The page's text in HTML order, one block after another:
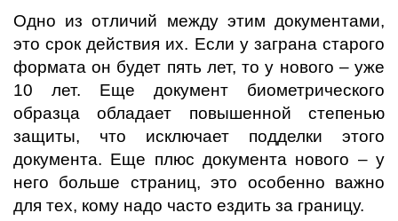
Одно из отличий между этим документами,
это срок действия их. Если у заграна старого
формата он будет пять лет, то у нового – уже
10 лет. Еще документ биометрического
образца обладает повышенной степенью
защиты, что исключает подделки этого
документа. Еще плюс документа нового – у
него больше страниц, это особенно важно
для тех, кому надо часто ездить за границу.